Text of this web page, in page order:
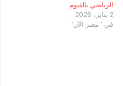
الرياضي بالفيوم
2 يناير، 2026
في "مصر الآن"